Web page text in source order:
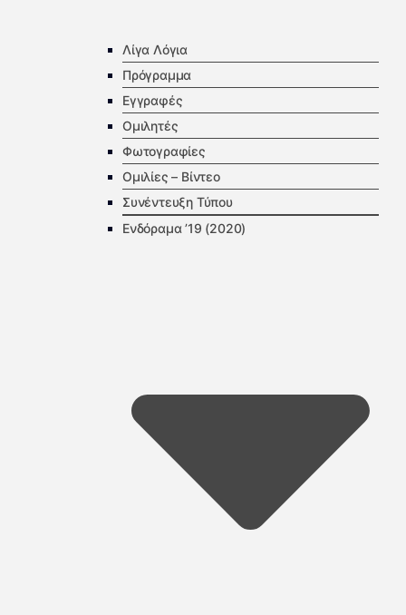
Λίγα Λόγια
Πρόγραμμα
Εγγραφές
Ομιλητές
Φωτογραφίες
Ομιλίες – Βίντεο
Συνέντευξη Τύπου
Ενδόραμα ’19 (2020)